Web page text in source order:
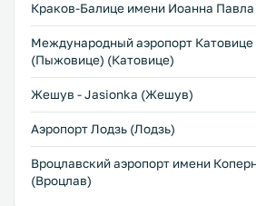
Краков-Балице имени Иоанна Павла
Международный аэропорт Катовице
(Пыжовице) (Катовице)
Жешув - Jasionka (Жешув)
Аэропорт Лодзь (Лодзь)
Вроцлавский аэропорт имени
(Вроцлав)